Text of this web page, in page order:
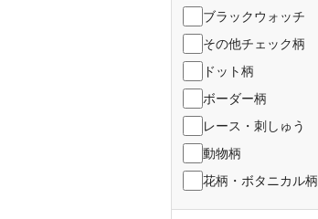
ブラックウォッチ
その他チェック柄
ドット柄
ボーダー柄
レース・刺しゅう
動物柄
花柄・ボタニカル柄